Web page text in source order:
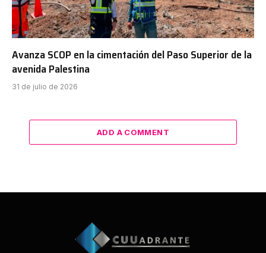
Avanza SCOP en la cimentación del Paso Superior de la
avenida Palestina
31 de julio de 2026
ADD A COMMENT